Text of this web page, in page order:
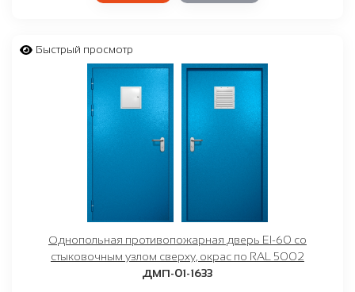
Быстрый просмотр
Однопольная противопожарная дверь EI-60 со
стыковочным узлом сверху, окрас по RAL 5002
ДМП-01-1633